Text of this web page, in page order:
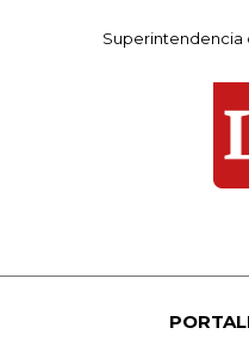
Superintendencia